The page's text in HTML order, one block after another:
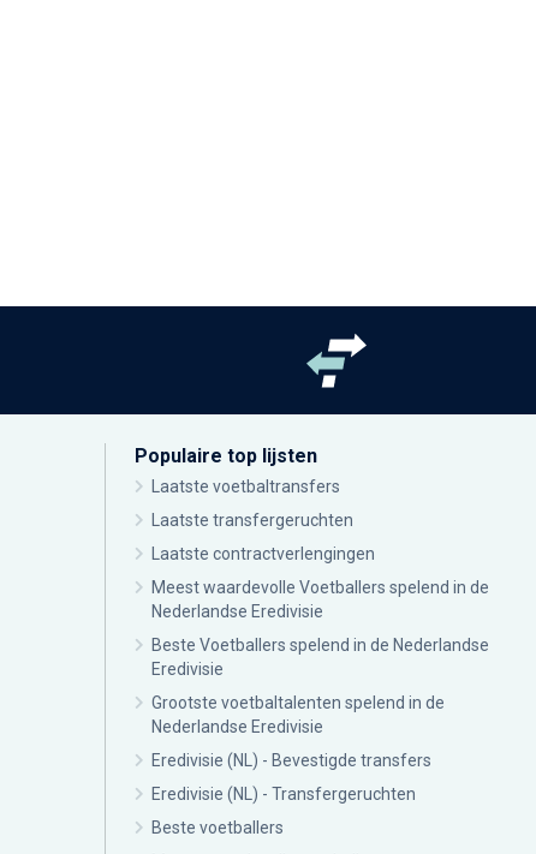
Populaire top lijsten
Laatste voetbaltransfers
Laatste transfergeruchten
Laatste contractverlengingen
Meest waardevolle Voetballers spelend in de
Nederlandse Eredivisie
Beste Voetballers spelend in de Nederlandse
Eredivisie
Grootste voetbaltalenten spelend in de
Nederlandse Eredivisie
Eredivisie (NL) - Bevestigde transfers
Eredivisie (NL) - Transfergeruchten
Beste voetballers